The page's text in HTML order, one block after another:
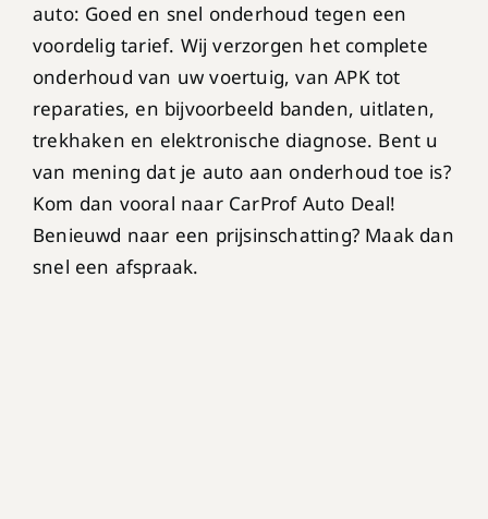
auto: Goed en snel onderhoud tegen een
voordelig tarief. Wij verzorgen het complete
onderhoud van uw voertuig, van APK tot
reparaties, en bijvoorbeeld banden, uitlaten,
trekhaken en elektronische diagnose. Bent u
van mening dat je auto aan onderhoud toe is?
Kom dan vooral naar CarProf Auto Deal!
Benieuwd naar een prijsinschatting? Maak dan
snel een afspraak.